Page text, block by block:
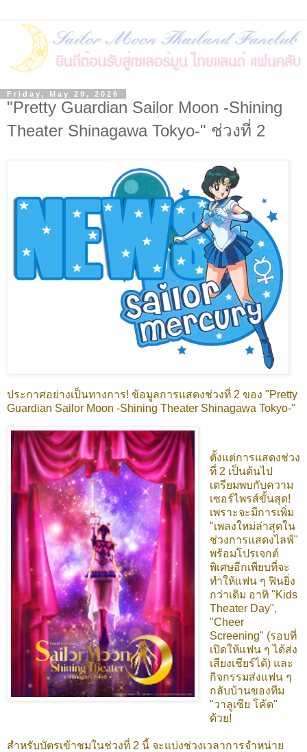
Friday, May 29, 2026
"Pretty Guardian Sailor Moon -Shining
Theater Shinagawa Tokyo-" ช่วงที่ 2
ประกาศอย่างเป็นทางการ! ข้อมูลการแสดงช่วงที่ 2 ของ "Pretty
Guardian Sailor Moon -Shining Theater Shinagawa Tokyo-"
ตั้งแต่การแสดงช่วง
ที่ 2 เป็นต้นไป
เตรียมพบกับความ
เซอร์ไพรส์ขั้นสุด!
เพราะจะมีการเพิ่ม
"เพลงใหม่ล่าสุดใน
ช่วงการแสดงไลฟ์"
พร้อมโปรเจกต์
พิเศษอีกเพียบที่จะ
ทำให้แฟน ๆ ฟินยิ่ง
กว่าเดิม อาทิ "Kids
Theater Day",
"Cheer
Screening" (รอบที่
เปิดให้แฟน ๆ ได้ส่ง
เสียงเชียร์ได้) และ
กิจกรรมส่งแฟน ๆ
กลับบ้านของทีม
"วาลูเซีย โค้ด"
ด้วย!
สำหรับบัตรเข้าชมในช่วงที่ 2 นี้ จะแบ่งช่วงเวลาการจำหน่าย